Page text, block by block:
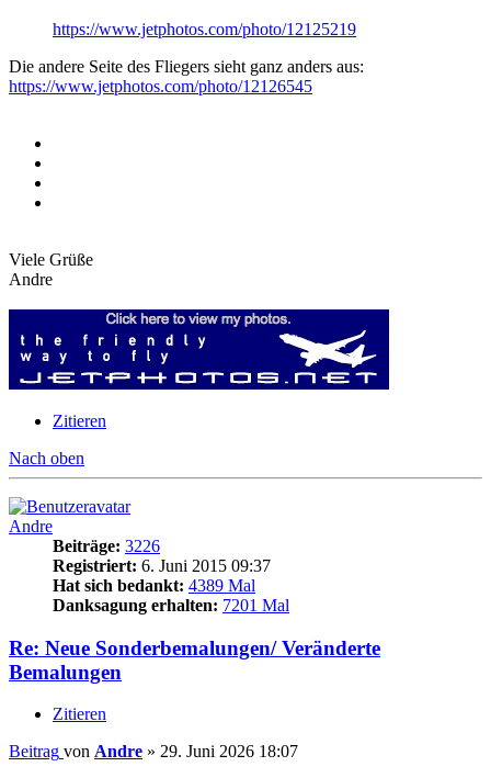
https://www.jetphotos.com/photo/12125219
Die andere Seite des Fliegers sieht ganz anders aus:
https://www.jetphotos.com/photo/12126545
Viele Grüße
Andre
Zitieren
Nach oben
Andre
Beiträge: 3226
Registriert: 6. Juni 2015 09:37
Hat sich bedankt: 4389 Mal
Danksagung erhalten: 7201 Mal
Re: Neue Sonderbemalungen/ Veränderte
Bemalungen
Zitieren
Beitrag von Andre » 29. Juni 2026 18:07